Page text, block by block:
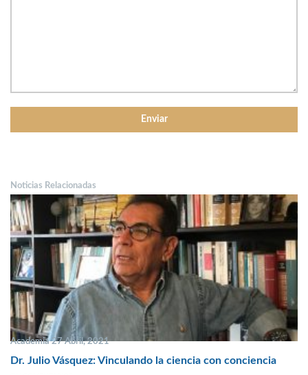
Noticias Relacionadas
Academia 27 Abril, 2021
Dr. Julio Vásquez: Vinculando la ciencia con conciencia